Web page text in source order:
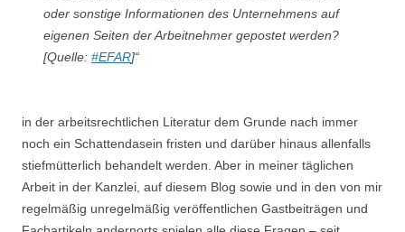
oder sonstige Informationen des Unternehmens auf
eigenen Seiten der Arbeitnehmer gepostet werden?
[Quelle: #EFAR]“
in der arbeitsrechtlichen Literatur dem Grunde nach immer
noch ein Schattendasein fristen und darüber hinaus allenfalls
stiefmütterlich behandelt werden. Aber in meiner täglichen
Arbeit in der Kanzlei, auf diesem Blog sowie und in den von mir
regelmäßig unregelmäßig veröffentlichen Gastbeiträgen und